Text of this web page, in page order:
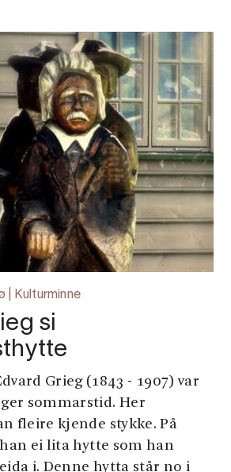
| Kulturminne
si
Grieg (1843 - 1907) var
sommarstid. Her
fleire kjende stykke. På
ei lita hytte som han
i. Denne hytta står no i